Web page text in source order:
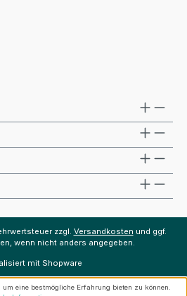
zzgl. Versandkosten und ggf.
wenn nicht anders angegeben.
mit Shopware
um eine bestmögliche Erfahrung bieten zu können.